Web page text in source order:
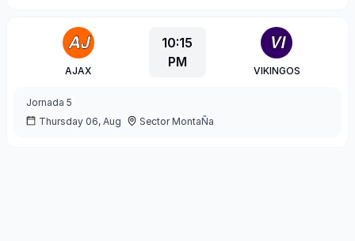
AJAX
10:15
PM
VIKINGOS
Jornada 5
Thursday 06, Aug
Sector MontaÑa